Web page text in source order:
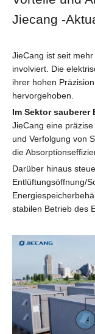
Jiecang -
JieCang ist seit
involviert. Die
ihrer hohen
hervorgehoben.
Im Sektor sauberer
JieCang eine
und Verfolgung von
die
Darüber hinaus
Entlüftungsöffnung/
stabilen Betrieb des